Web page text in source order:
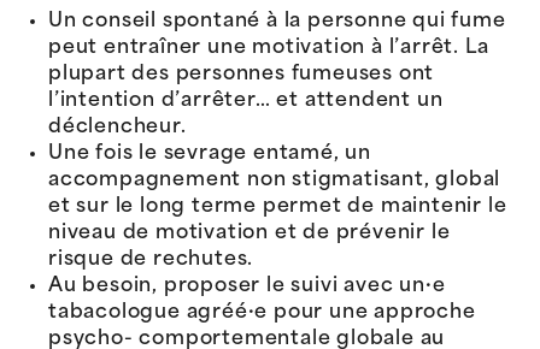
Un conseil spontané à la personne qui fume
peut entraîner une motivation à l’arrêt. La
plupart des personnes fumeuses ont
l’intention d’arrêter… et attendent un
déclencheur.
Une fois le sevrage entamé, un
accompagnement non stigmatisant, global
et sur le long terme permet de maintenir le
niveau de motivation et de prévenir le
risque de rechutes.
Au besoin, proposer le suivi avec un·e
tabacologue agréé·e pour une approche
psycho- comportementale globale au